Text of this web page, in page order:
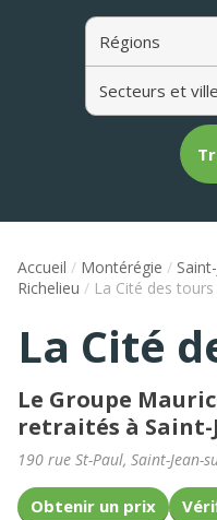
Régions
Secteurs et
Accueil / Montérégie /
Richelieu / La Cité des tours
La Cité
Le Groupe
retraités à Saint-
190 rue St-Paul, Saint-Jean-
Obtenir un prix